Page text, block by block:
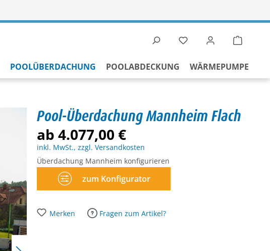
Du hast 0 Produkte auf
POOLÜBERDACHUNG POOLABDECKUNG WÄRMEPUMPE
Pool-Überdachung Mannheim Flach
ab 4.077,00 €
inkl. MwSt., zzgl. Versandkosten
Überdachung Mannheim konfigurieren
zum Konfigurator
Merken Fragen zum Artikel?